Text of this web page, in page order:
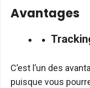
Avantages
C’est l’un des
puisque vous